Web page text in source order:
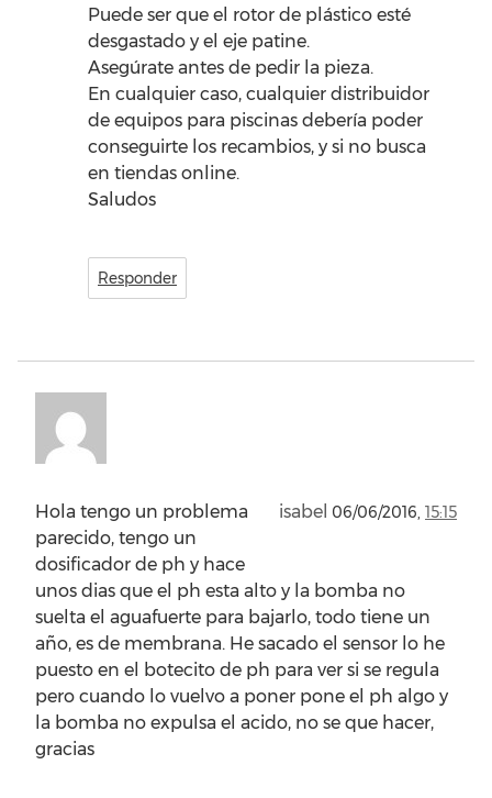
Puede ser que el rotor de plástico esté
desgastado y el eje patine.
Asegúrate antes de pedir la pieza.
En cualquier caso, cualquier distribuidor
de equipos para piscinas debería poder
conseguirte los recambios, y si no busca
en tiendas online.
Saludos
Responder
isabel 06/06/2016, 15:15
Hola tengo un problema
parecido, tengo un
dosificador de ph y hace
unos dias que el ph esta alto y la bomba no
suelta el aguafuerte para bajarlo, todo tiene un
año, es de membrana. He sacado el sensor lo he
puesto en el botecito de ph para ver si se regula
pero cuando lo vuelvo a poner pone el ph algo y
la bomba no expulsa el acido, no se que hacer,
gracias